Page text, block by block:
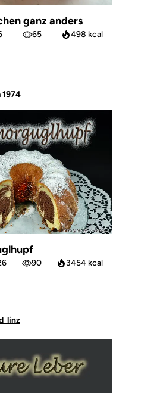
ganz anders
65 498 kcal
1974
90 3454 kcal